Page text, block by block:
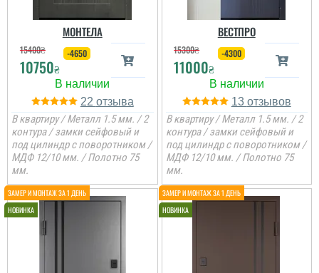
МОНТЕЛА
15400₴
10750₴
-4650
22
В квартиру / Металл 1.5 мм. / 2
контура / замки сейфовый и
под цилиндр с поворотником /
МДФ 12/10 мм. / Полотно 75
мм.
ВЕСТПРО
15300₴
11000₴
-4300
13
В квартиру / Металл 1.5 мм. / 2
контура / замки сейфовый и
под цилиндр с поворотником /
МДФ 12/10 мм. / Полотно 75
мм.